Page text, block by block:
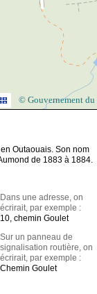
© Gouvernement du
Outaouais. Son nom
de 1883 à 1884.
Dans une adresse, on
écrirait, par exemple :
10, chemin Goulet
Sur un panneau de
signalisation routière, on
écrirait, par exemple :
Chemin Goulet